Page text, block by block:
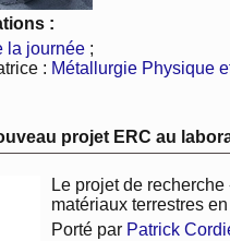
:
la journée ;
: Métallurgie Physique
projet ERC au
Le projet de
matériaux terrestres
Porté par Patrick